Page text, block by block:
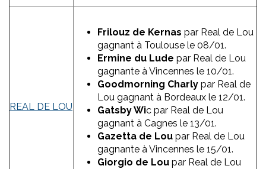
REAL DE LOU
Frilouz de Kernas par Real de Lou
gagnant à Toulouse le 08/01.
Ermine du Lude par Real de Lou
gagnante à Vincennes le 10/01.
Goodmorning Charly par Real de
Lou gagnant à Bordeaux le 12/01.
Gatsby Wic par Real de Lou
gagnant à Cagnes le 13/01.
Gazetta de Lou par Real de Lou
gagnante à Vincennes le 15/01.
Giorgio de Lou par Real de Lou